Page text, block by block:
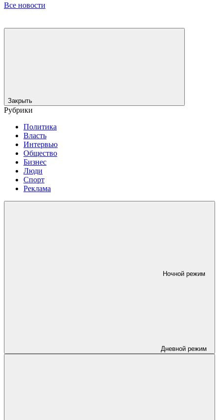
Все новости
Закрыть
Рубрики
Политика
Власть
Интервью
Общество
Бизнес
Люди
Спорт
Реклама
Ночной режим
Дневной режим